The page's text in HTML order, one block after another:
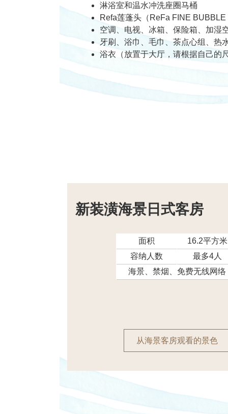
淋浴室和温水冲洗座圈马桶
Refa莲蓬头（ReFa FINE
空调、电视、冰箱、保险箱、加湿
牙刷、浴巾、毛巾、茶点心组、热
浴衣（放置于大厅，请根据自己的
新装潢海景日式客房
面积
16.2平方米
容纳人数
最多4人
海景、禁烟、免费无线网络
从海景客房观看的景色